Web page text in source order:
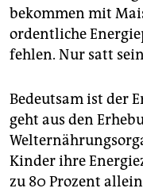
bekommen mit
ordentliche
fehlen. Nur satt
Bedeutsam ist der
geht aus den
Kinder ihre
zu 80 Prozent